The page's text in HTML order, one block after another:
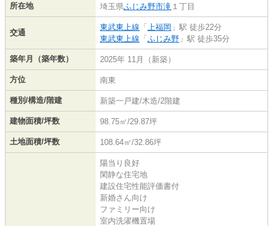
所在地 埼玉県ふじみ野市滝 １丁目
交通
東武東上線 「 上福岡 」駅 徒歩22分
東武東上線 「 ふじみ野 」駅 徒歩35分
築年月（築年数） 2025年 11月（新築）
方位 南東
種別/構造/階建 新築一戸建/木造/2階建
建物面積/坪数 98.75㎡/29.87坪
土地面積/坪数 108.64㎡/32.86坪
陽当り良好
閑静な住宅地
建設住宅性能評価書付
新婚さん向け
ファミリー向け
室内洗濯機置場